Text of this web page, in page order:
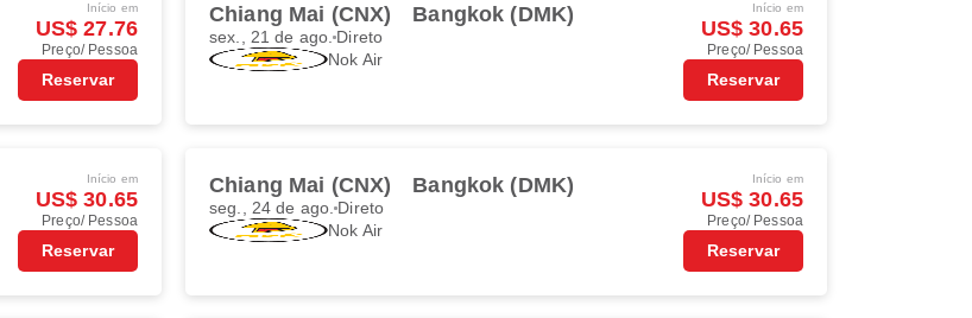
Início em
US$ 27.76
Preço/ Pessoa
Reservar
Chiang Mai (CNX) Bangkok (DMK)
sex., 21 de ago. Direto
Nok Air
Início em
US$ 30.65
Preço/ Pessoa
Reservar
Início em
US$ 30.65
Preço/ Pessoa
Reservar
Chiang Mai (CNX) Bangkok (DMK)
seg., 24 de ago. Direto
Nok Air
Início em
US$ 30.65
Preço/ Pessoa
Reservar